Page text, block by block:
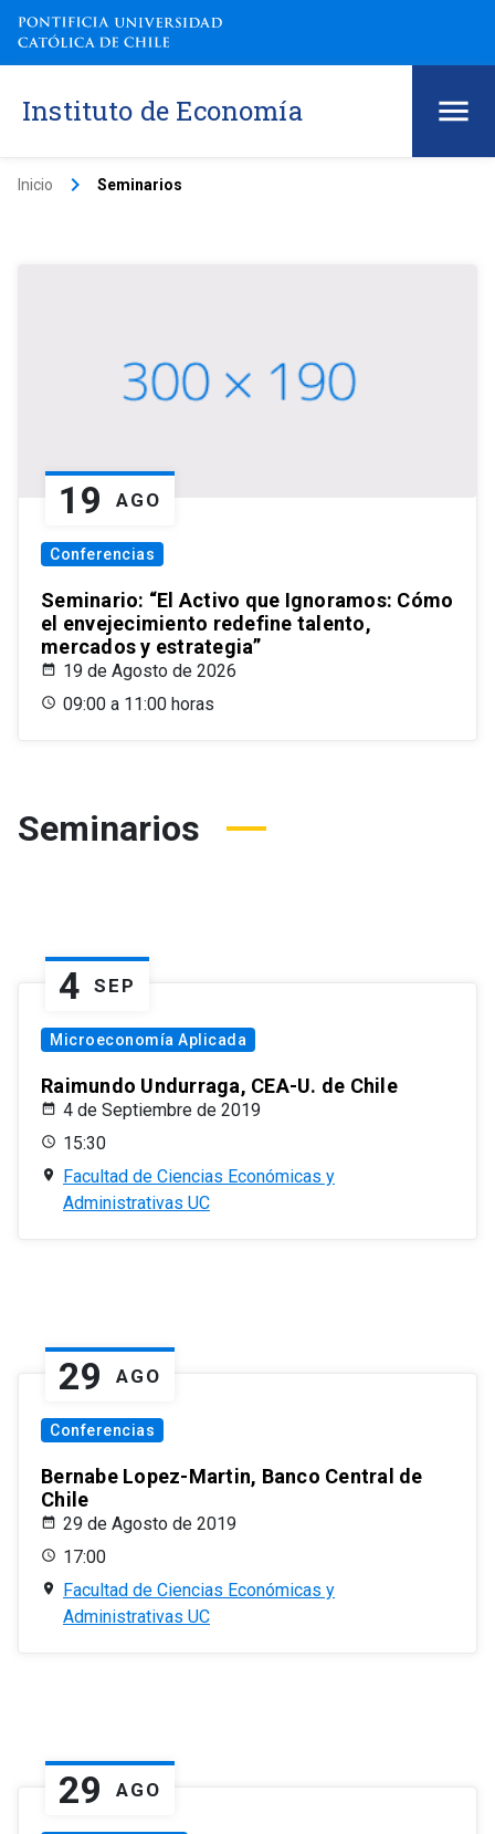
Instituto de Economía
Inicio keyboard_arrow_right Seminarios
19 AGO
Conferencias
Seminario: “El Activo que Ignoramos: Cómo
el envejecimiento redefine talento,
mercados y estrategia”
19 de Agosto de 2026
09:00 a 11:00 horas
Seminarios
4 SEP
Microeconomía Aplicada
Raimundo Undurraga, CEA-U. de Chile
4 de Septiembre de 2019
15:30
Facultad de Ciencias Económicas y
Administrativas UC
29 AGO
Conferencias
Bernabe Lopez-Martin, Banco Central de
Chile
29 de Agosto de 2019
17:00
Facultad de Ciencias Económicas y
Administrativas UC
29 AGO